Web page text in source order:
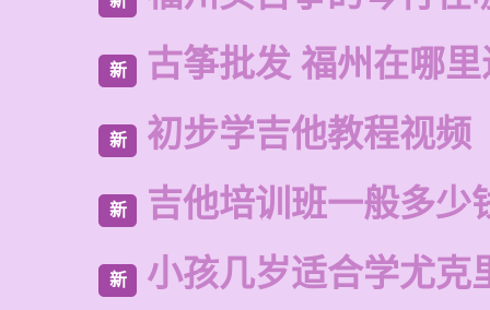
新 古筝批发 福州在哪
新 初步学吉他教程视频
新 吉他培训班一般多少
新 小孩几岁适合学尤克